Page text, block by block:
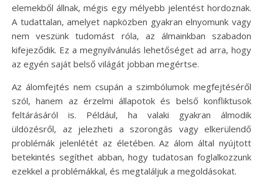
elemekből állnak, mégis egy mélyebb jelentést hordoznak.
A tudattalan, amelyet napközben gyakran elnyomunk vagy
nem veszünk tudomást róla, az álmainkban szabadon
kifejeződik. Ez a megnyilvánulás lehetőséget ad arra, hogy
az egyén saját belső világát jobban megértse.
Az álomfejtés nem csupán a szimbólumok megfejtéséről
szól, hanem az érzelmi állapotok és belső konfliktusok
feltárásáról is. Például, ha valaki gyakran álmodik
üldözésről, az jelezheti a szorongás vagy elkerülendő
problémák jelenlétét az életében. Az álom által nyújtott
betekintés segíthet abban, hogy tudatosan foglalkozzunk
ezekkel a problémákkal, és megtaláljuk a megoldásokat.